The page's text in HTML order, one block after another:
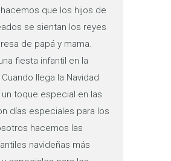
que los hijos de
se sientan los reyes
de papá y mama.
fiesta infantil en la
llega la Navidad
toque especial en las
días especiales para los
hacemos las
navideñas más